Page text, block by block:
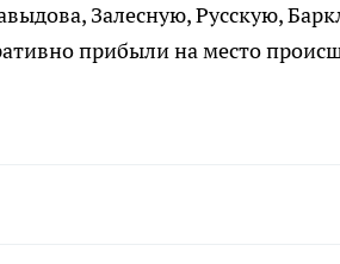
Залесную, Русскую,
прибыли на место